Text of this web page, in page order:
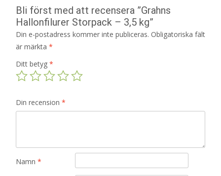
Bli först med att recensera ”Grahns
Hallonfilurer Storpack – 3,5 kg”
Din e-postadress kommer inte publiceras. Obligatoriska fält
är märkta *
Ditt betyg *
Din recension *
Namn *